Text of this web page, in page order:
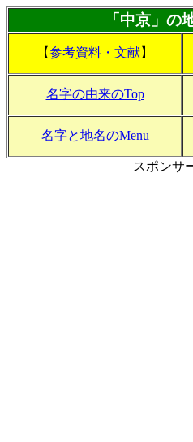
「中京」の
【参考資料・文献】
名字の由来のTop
名字と地名のMenu
スポンサ